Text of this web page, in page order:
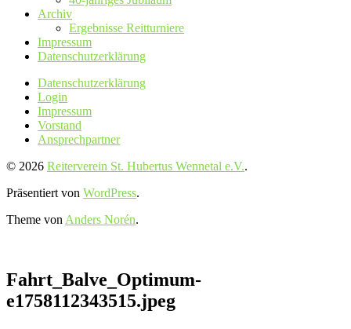
Archiv
Ergebnisse Reitturniere
Impressum
Datenschutz­erklärung
Datenschutz­erklärung
Login
Impressum
Vorstand
Ansprechpartner
© 2026 Reiterverein St. Hubertus Wennetal e.V..
Präsentiert von WordPress.
Theme von Anders Norén.
Fahrt_Balve_Optimum-
e1758112343515.jpeg